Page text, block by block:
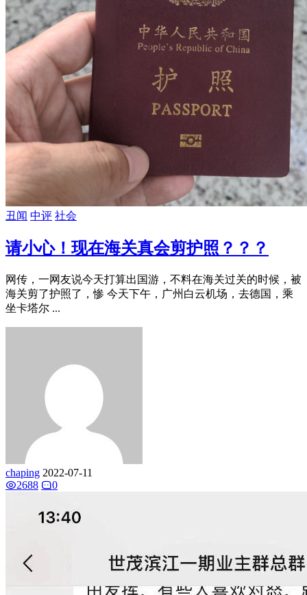
丑闻 中评 社会
请小心！现在海关真会剪护照？？？
网传，一网友说今天打算出国游，不料在海关过关的时候，被
海关剪了护照了，惨 今天下午，广州白云机场，去德国，乘
坐卡塔尔 ...
chaping 2022-07-11
2688
0